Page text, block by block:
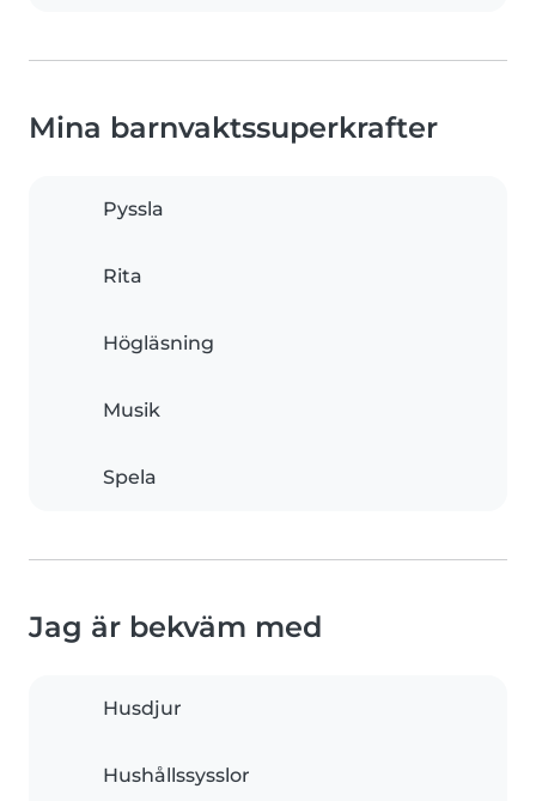
Mina barnvaktssuperkrafter
Pyssla
Rita
Högläsning
Musik
Spela
Jag är bekväm med
Husdjur
Hushållssysslor